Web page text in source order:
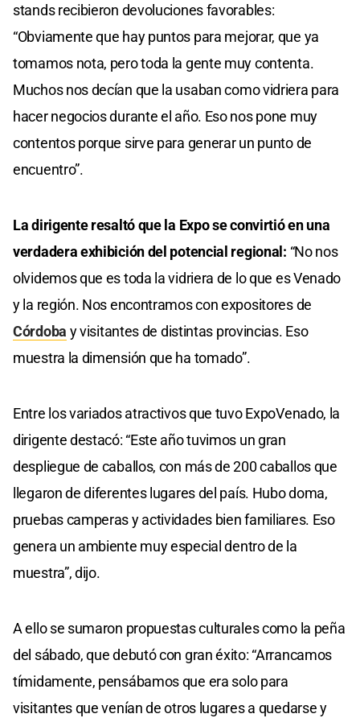
stands recibieron devoluciones favorables:
“Obviamente que hay puntos para mejorar, que ya
tomamos nota, pero toda la gente muy contenta.
Muchos nos decían que la usaban como vidriera para
hacer negocios durante el año. Eso nos pone muy
contentos porque sirve para generar un punto de
encuentro”.
La dirigente resaltó que la Expo se convirtió en una
verdadera exhibición del potencial regional: “No nos
olvidemos que es toda la vidriera de lo que es Venado
y la región. Nos encontramos con expositores de
Córdoba y visitantes de distintas provincias. Eso
muestra la dimensión que ha tomado”.
Entre los variados atractivos que tuvo ExpoVenado, la
dirigente destacó: “Este año tuvimos un gran
despliegue de caballos, con más de 200 caballos que
llegaron de diferentes lugares del país. Hubo doma,
pruebas camperas y actividades bien familiares. Eso
genera un ambiente muy especial dentro de la
muestra”, dijo.
A ello se sumaron propuestas culturales como la peña
del sábado, que debutó con gran éxito: “Arrancamos
tímidamente, pensábamos que era solo para
visitantes que venían de otros lugares a quedarse y